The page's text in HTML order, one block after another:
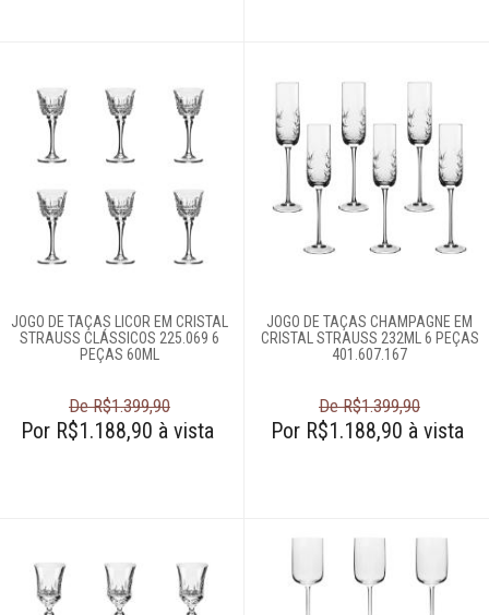
JOGO DE TAÇAS LICOR EM CRISTAL
STRAUSS CLÁSSICOS 225.069 6
PEÇAS 60ML
De R$1.399,90
Por R$1.188,90 à vista
JOGO DE TAÇAS CHAMPAGNE EM
CRISTAL STRAUSS 232ML 6 PEÇAS
401.607.167
De R$1.399,90
Por R$1.188,90 à vista